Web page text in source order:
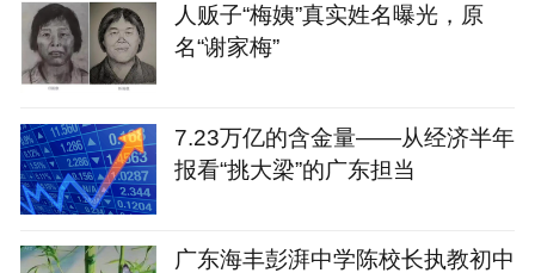
人贩子“梅姨”真实姓名曝光，原
名“谢家梅”
7.23万亿的含金量——从经济半年
报看“挑大梁”的广东担当
广东海丰彭湃中学陈校长执教初中